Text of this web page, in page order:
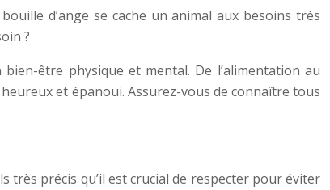
d’ange se cache un animal aux besoins très
?
être physique et mental. De l’alimentation au
et épanoui. Assurez-vous de connaître tous
précis qu’il est crucial de respecter pour éviter